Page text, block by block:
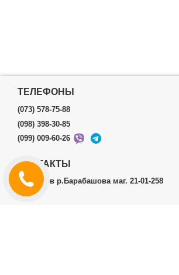
ТЕЛЕФОНЫ
(073) 578-75-88
(098) 398-30-85
(099) 009-60-26
КОНТАКТЫ
г.Харьков р.Барабашова маг. 21-01-258